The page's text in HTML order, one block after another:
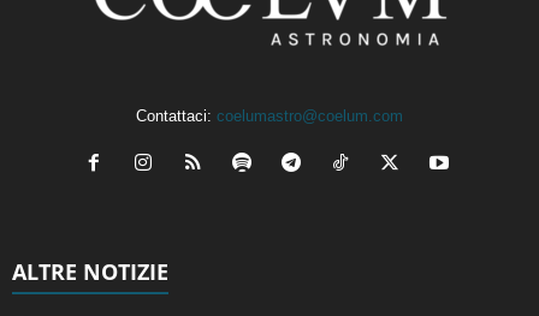
Contattaci: coelumastro@coelum.com
ALTRE NOTIZIE